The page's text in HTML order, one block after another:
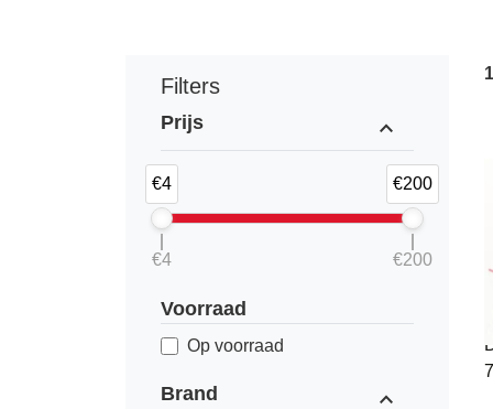
Filters
Prijs expand_less
€4 €200
€4 €200
Voorraad
Op voorraad
Brand expand_less